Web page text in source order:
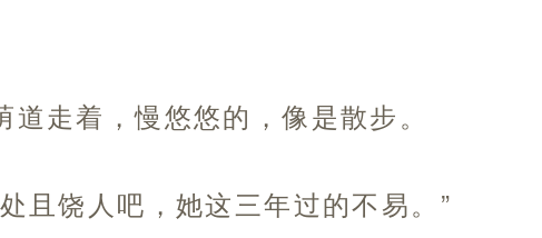
走着，慢悠悠的，像是散步。
且饶人吧，她这三年过的不易。”